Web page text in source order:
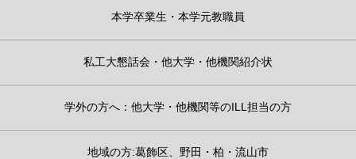
本学卒業生・本学元教職員
私工大懇話会・他大学・他機関紹介状
学外の方へ：他大学・他機関等のILL担当の方
地域の方:葛飾区、野田・柏・流山市